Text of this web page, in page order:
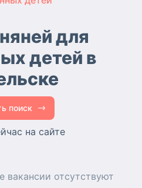
для
детей в
поиск
на сайте
вакансии отсутствуют